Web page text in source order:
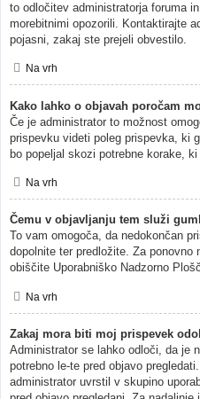
to odločitev administratorja foruma
morebitnimi opozorili. Kontaktirajte
pojasni, zakaj ste prejeli obvestilo.
Na vrh
Kako lahko o objavah poročam
Če je administrator to možnost
prispevku videti poleg prispevka, ki
bo popeljal skozi potrebne korake, ki
Na vrh
Čemu v objavljanju tem služi
To vam omogoča, da nedokončan
dopolnite ter predložite. Za ponovno
obiščite Uporabniško Nadzorno
Na vrh
Zakaj mora biti moj prispevek
Administrator se lahko odloči, da je
potrebno le-te pred objavo
administrator uvrstil v skupino